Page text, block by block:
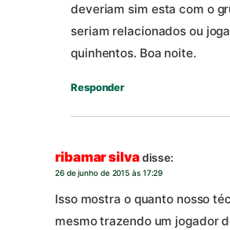
deveriam sim esta com o
seriam relacionados ou
quinhentos. Boa noite.
Responder
ribamar silvadisse:
26 de junho de 2015 às 17:29
Isso mostra o quanto nosso
mesmo trazendo um jogador